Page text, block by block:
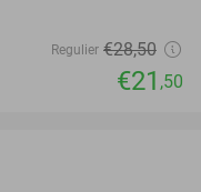
Regulier €28,50
€21 ,50